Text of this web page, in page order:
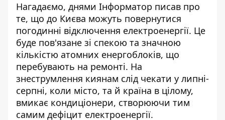
Нагадаємо, днями Інформатор писав про
те, що до Києва можуть повернутися
погодинні відключення електроенергії. Це
буде пов'язане зі спекою та значною
кількістю атомних енергоблоків, що
перебувають на ремонті. На
знеструмлення киянам слід чекати у липні-
серпні, коли місто, та й країна в цілому,
вмикає кондиціонери, створюючи тим
самим дефіцит електроенергії.